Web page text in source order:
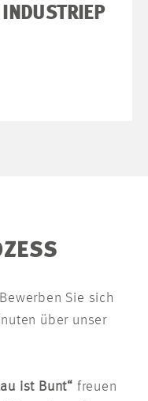
Sie sich
über unser
ist Bunt“ freuen